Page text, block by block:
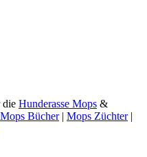
die Hunderasse Mops &
Mops Bücher| Mops Züchter|